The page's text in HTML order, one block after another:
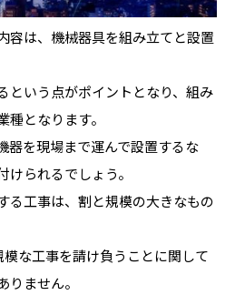
容は、機械器具を組み立てと設置
という点がポイントとなり、組み
となります。
器を現場まで運んで設置するな
けられるでしょう。
る工事は、割と規模の大きなもの
な工事を請け負うことに関して
りません。